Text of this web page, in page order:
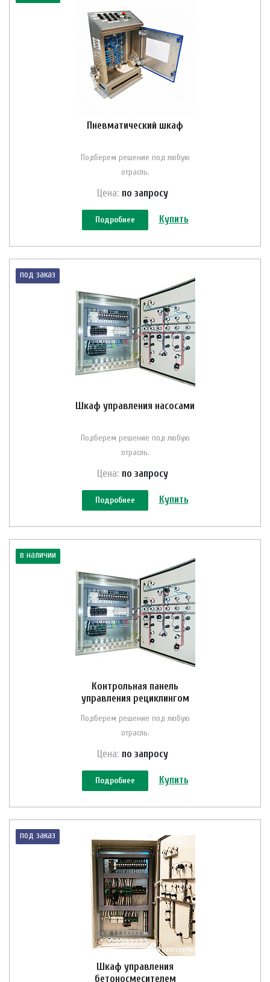
Пневматический шкаф
Подберем решение под любую
отрасль.
Цена: по запросу
Подробнее Купить
под заказ
Шкаф управления насосами
Подберем решение под любую
отрасль.
Цена: по запросу
Подробнее Купить
в наличии
Контрольная панель
управления рециклингом
Подберем решение под любую
отрасль.
Цена: по запросу
Подробнее Купить
под заказ
Шкаф управления
бетоносмесителем